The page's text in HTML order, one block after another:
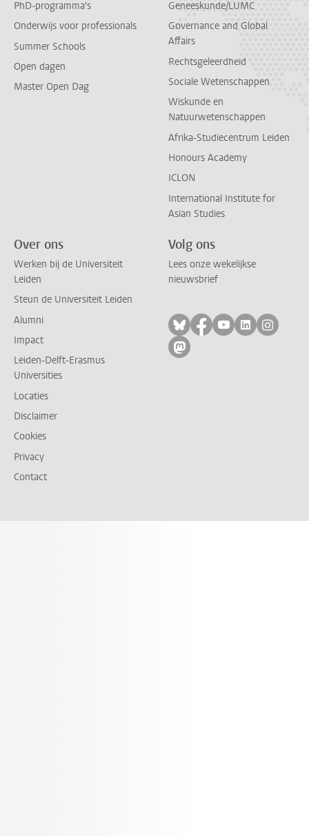
PhD-programma's
Onderwijs voor professionals
Summer Schools
Open dagen
Master Open Dag
Geneeskunde/LUMC
Governance and Global
Affairs
Rechtsgeleerdheid
Sociale Wetenschappen
Wiskunde en
Natuurwetenschappen
Afrika-Studiecentrum Leiden
Honours Academy
ICLON
International Institute for
Asian Studies
Over ons
Werken bij de Universiteit
Leiden
Steun de Universiteit Leiden
Alumni
Impact
Leiden-Delft-Erasmus
Universities
Locaties
Disclaimer
Cookies
Privacy
Contact
Volg ons
Lees onze wekelijkse
nieuwsbrief
Volg ons op bluesky
Volg ons op
Volg ons op
Volg ons
Volg
Volg ons op mastodon